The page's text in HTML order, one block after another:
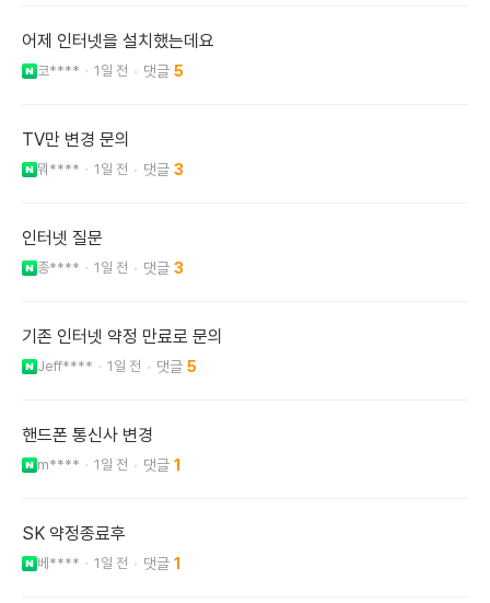
어제 인터넷을 설치했는데요
코**** 1일 전 5
TV만 변경 문의
뭐**** 1일 전 3
인터넷 질문
종**** 1일 전 3
기존 인터넷 약정 만료로 문의
Jeff**** 1일 전 5
핸드폰 통신사 변경
m**** 1일 전 1
SK 약정종료후
베**** 1일 전 1